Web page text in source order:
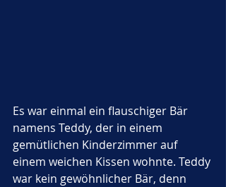
Es war einmal ein flauschiger Bär
namens Teddy, der in einem
gemütlichen Kinderzimmer auf
einem weichen Kissen wohnte. Teddy
war kein gewöhnlicher Bär, denn